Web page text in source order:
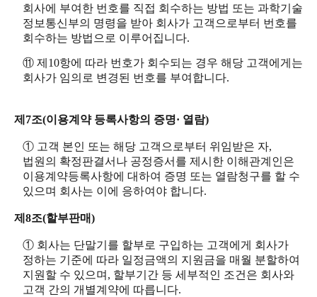
회사에 부여한 번호를 직접 회수하는 방법 또는 과학기술
정보통신부의 명령을 받아 회사가 고객으로부터 번호를
회수하는 방법으로 이루어집니다.
⑪ 제10항에 따라 번호가 회수되는 경우 해당 고객에게는
회사가 임의로 변경된 번호를 부여합니다.
제7조(이용계약 등록사항의 증명· 열람)
① 고객 본인 또는 해당 고객으로부터 위임받은 자,
법원의 확정판결서나 공정증서를 제시한 이해관계인은
이용계약등록사항에 대하여 증명 또는 열람청구를 할 수
있으며 회사는 이에 응하여야 합니다.
제8조(할부판매)
① 회사는 단말기를 할부로 구입하는 고객에게 회사가
정하는 기준에 따라 일정금액의 지원금을 매월 분할하여
지원할 수 있으며, 할부기간 등 세부적인 조건은 회사와
고객 간의 개별계약에 따릅니다.